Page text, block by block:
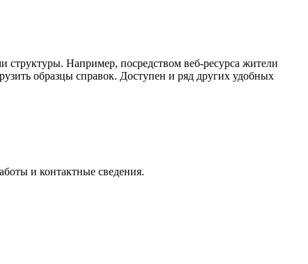
структуры. Например, посредством веб-ресурса жители
образцы справок. Доступен и ряд других удобных
и контактные сведения.